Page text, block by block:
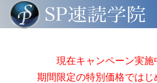
現在キャンペーン実施
期間限定の特別価格ではじ